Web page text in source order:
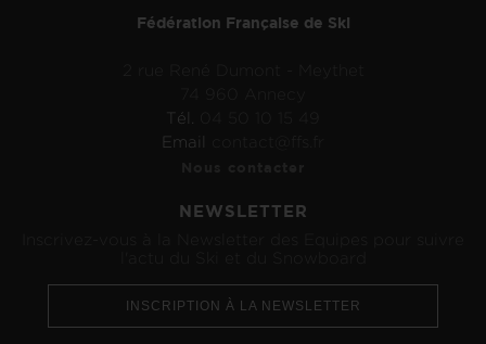
Fédération Française de Ski
Tél.
Email
NEWSLETTER
INSCRIPTION À LA NEWSLETTER